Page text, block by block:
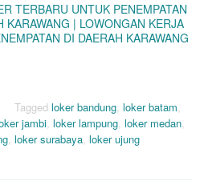
TERBARU UNTUK PENEMPATAN
KARAWANG | LOWONGAN KERJA
DI DAERAH KARAWANG
Tagged loker bandung, loker batam,
jambi, loker lampung, loker medan,
, loker surabaya, loker ujung